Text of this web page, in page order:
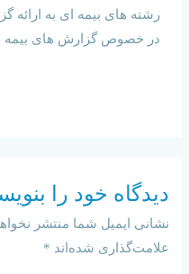
رشته های بیمه ای به ارائه
در خصوص گزارش های بیمه
دیدگاه‌ خود را
نشانی ایمیل شما منتشر
علامت‌گذاری شده‌اند *